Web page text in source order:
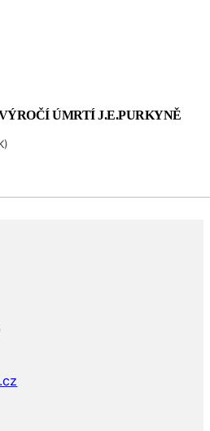
VÝROČÍ ÚMRTÍ J.E.PURKYNĚ
)